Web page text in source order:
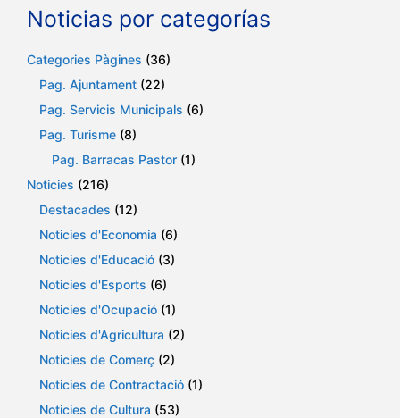
Noticias por categorías
Categories Pàgines (36)
Pag. Ajuntament (22)
Pag. Servicis Municipals (6)
Pag. Turisme (8)
Pag. Barracas Pastor (1)
Noticies (216)
Destacades (12)
Noticies d'Economia (6)
Noticies d'Educació (3)
Noticies d'Esports (6)
Noticies d'Ocupació (1)
Noticies d'Agricultura (2)
Noticies de Comerç (2)
Noticies de Contractació (1)
Noticies de Cultura (53)